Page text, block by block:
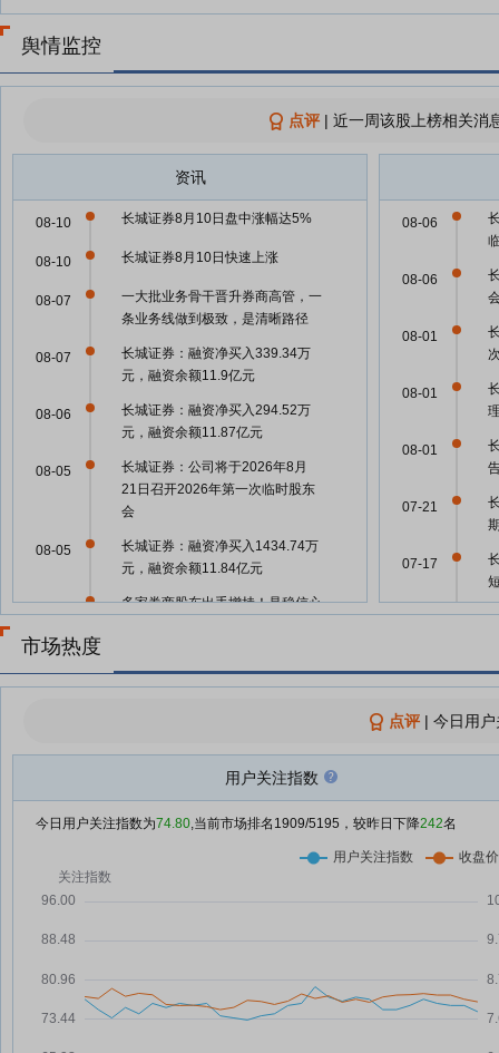
舆情监控
点评| 近一周该股上榜相关消
资讯
长城证券8月10日盘中涨幅达5%
08-10
长城证券8月10日快速上涨
08-10
一大批业务骨干晋升券商高管，一
条业务线做到极致，是清晰路径
08-07
长城证券：融资净买入339.34万
元，融资余额11.9亿元
08-07
长城证券：融资净买入294.52万
元，融资余额11.87亿元
08-06
长城证券：公司将于2026年8月
21日召开2026年第一次临时股东
会
08-05
长城证券：融资净买入1434.74万
元，融资余额11.84亿元
08-05
多家券商股东出手增持！是稳信心
08-04
长城证券：融资净偿还1158.47万
长城证券：融资净偿还908.32万
07-30
07-29
07-28
长城证券：融资净偿还903.41万
元，融资余额11.88亿元
08-06
08-06
08-01
08-01
08-01
07-21
07-17
07-14
07-04
市场热度
点评| 今日用
用户关注指数
今日用户关注指数为74.80,当前市场排名 1909/5195，较昨日下降242名